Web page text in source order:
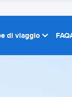
di viaggio FAQ